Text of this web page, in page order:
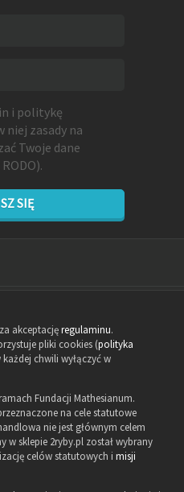
i politykę
niej zasady na
Twoje dane
SIĘ
akceptacjęregulaminu.
pliki cookies (polityka
chwili wyłączyć w
Fundacji Mathesianum.
na cele statutowe
nie jest głównym celem
sklepie 2ryby.pl został wybrany
celów statutowych i misji